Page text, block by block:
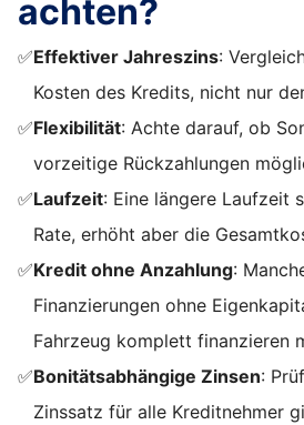
achten?
✅Effektiver Jahreszins:
Kosten des Kredits, nicht nur
✅Flexibilität: Achte darauf, ob
vorzeitige Rückzahlungen
✅Laufzeit: Eine längere Laufzeit
Rate, erhöht aber die
✅Kredit ohne Anzahlung:
Finanzierungen ohne
Fahrzeug komplett finanzieren
✅Bonitätsabhängige Zinsen:
Zinssatz für alle Kreditnehmer